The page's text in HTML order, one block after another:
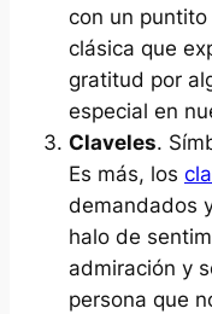
con un
clásica que
gratitud por
especial en
Claveles.
Es más, los
demandados
halo de
admiración y
persona que